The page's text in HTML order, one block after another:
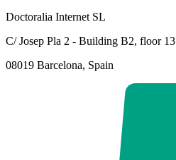
Doctoralia Internet SL
C/ Josep Pla 2 - Building B2, floor 13
08019 Barcelona, Spain